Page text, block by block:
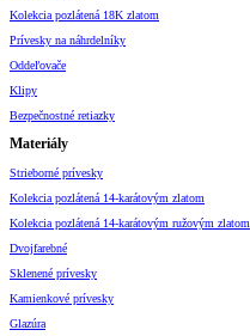
Kolekcia pozlátená 18K zlatom
Prívesky na náhrdelníky
Oddeľovače
Klipy
Bezpečnostné retiazky
Materiály
Strieborné prívesky
Kolekcia pozlátená 14-karátovým zlatom
Kolekcia pozlátená 14-karátovým ružovým zlatom
Dvojfarebné
Sklenené prívesky
Kamienkové prívesky
Glazúra